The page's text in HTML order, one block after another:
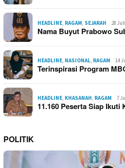
HEADLINE, RAGAM, SEJARAH 28
Nama Buyut Prabowo
HEADLINE, NASIONAL, RAGAM 14
Terinspirasi Program
HEADLINE, KHASANAH, RAGAM 7
11.160 Peserta Siap
POLITIK